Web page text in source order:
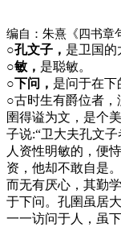
编自：朱熹《四书章
○孔文子， 是卫国的
○敏， 是聪敏。
○下问， 是问于在下
○古时生有爵位者
圉得谥为文，是个
子说:“卫大夫孔文
人资性明敏的，便
资，他却不敢自是
而无有厌心，其勤
于下问。孔圉虽居
一一访问于人，虽